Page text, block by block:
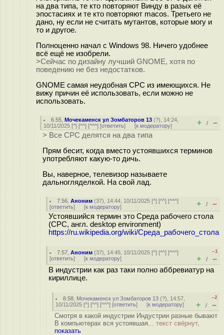
на два типа, те кто повторяют Винду в разых её
эпостасиях и те кто повторяют macos. Третьего не
дано, ну если не считать мутантов, которые могу и
то и другое.
Полноценно начал с Windows 98. Ничего удобнее
всё ещё не изобрели.
>Сейчас по дизайну лучший GNOME, хотя по
поведению не без недостатков.
GNOME самая неудобная СРС из имеющихся. Не
вижу причин её использовать, если можно не
использовать.
6.55 ,Мочекаменск ул Зомбаторов 13 (?), 14:24,
10/11/2025 [^] [^^] [^^^] [ответить] [к модератору] + / –
> Все СРС делятся на два типа
Прям бесит, когда вместо устоявшихся терминов
употребляют какую-то дичь.
Вы, наверное, телевизор называете
дальногляделкой. На свой лад.
7.56 ,Аноним (37), 14:44, 10/11/2025 [^] [^^] [^^^]
[ответить] [к модератору] + / –
Устоявшийся термин это Среда рабочего стола
(СРС, англ. desktop environment)
https://ru.wikipedia.org/wiki/Среда_рабочего_стола
7.57 ,Аноним (37), 14:45, 10/11/2025 [^] [^^] [^^^]
[ответить] [к модератору]
–1
+ / –
В индустрии как раз таки полно аббревиатур на
кириллице.
8.58 Мочекаменск ул Зомбаторов 13 (?), 14:57,
10/11/2025 [^] [^^] [^^^] [ответить] [к модератору]
–2
+ / –
Смотря в какой индустрии Индустрии разные бывают
В компьютерах вся устоявшая... текст свёрнут,
показать